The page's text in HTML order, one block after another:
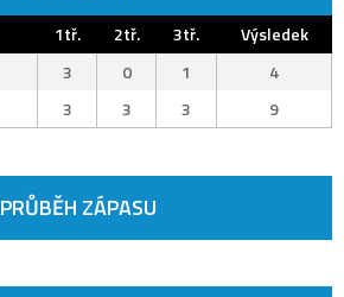
1tř. 2tř. 3tř.
Výsledek
3 0 1
4
3 3 3 9
PRŮBĚH ZÁPASU